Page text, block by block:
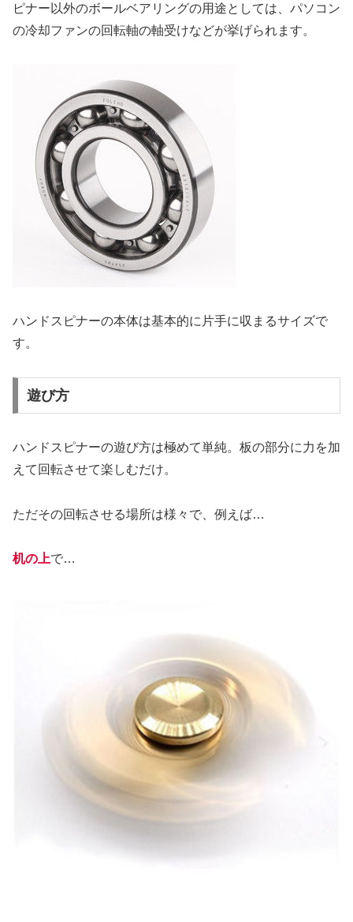
ピナー以外のボールベアリングの用途としては、パソコン
の冷却ファンの回転軸の軸受けなどが挙げられます。
ハンドスピナーの本体は基本的に片手に収まるサイズで
す。
遊び方
ハンドスピナーの遊び方は極めて単純。板の部分に力を加
えて回転させて楽しむだけ。
ただその回転させる場所は様々で、例えば…
机の上で…